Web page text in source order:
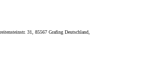
31, 85567 Grafing Deutschland,